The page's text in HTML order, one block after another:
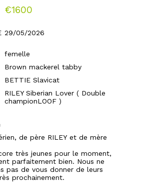
€1600
29/05/2026
femelle
Brown mackerel tabby
BETTIE Slavicat
RILEY Siberian Lover ( Double
championLOOF )
de père RILEY et de mère
très jeunes pour le moment,
parfaitement bien. Nous ne
pas de vous donner de leurs
prochainement.